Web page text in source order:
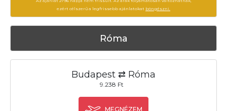
ezért célszerű a legfrissebb ajánlatokat böngészni.
Róma
Budapest ⇄ Róma
9.238 Ft
MEGNÉZEM